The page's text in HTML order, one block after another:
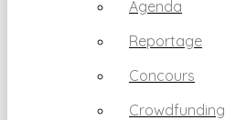
Agenda
Reportage
Concours
Crowdfunding